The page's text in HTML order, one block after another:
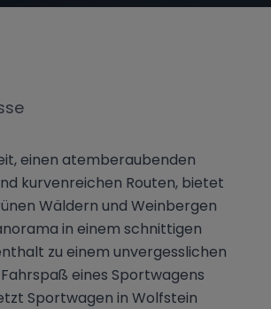
einen atemberaubenden
kurvenreichen Routen, bietet
Wäldern und Weinbergen
in einem schnittigen
zu einem unvergesslichen
eines Sportwagens
Sportwagen in Wolfstein